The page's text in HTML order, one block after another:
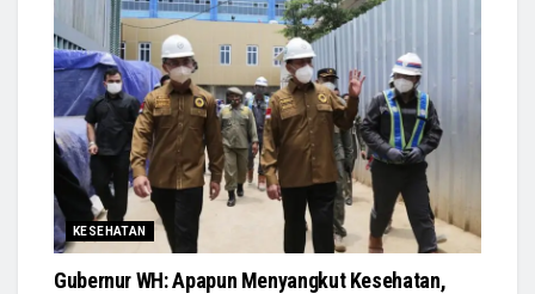
KESEHATAN
Gubernur WH: Apapun Menyangkut Kesehatan,